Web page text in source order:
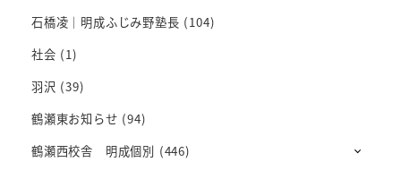
石橋凌｜明成ふじみ野塾長 (104)
社会 (1)
羽沢 (39)
鶴瀬東お知らせ (94)
鶴瀬西校舎 明成個別 (446)